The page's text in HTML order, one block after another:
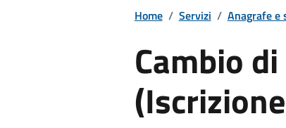
Home / Servizi / Anagrafe e
Cambio